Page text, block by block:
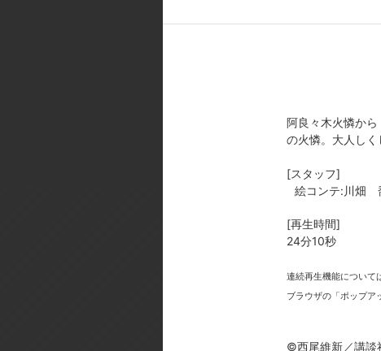
原作:西尾維新『偽物語』(講談社
イン・総作画監督:渡辺明夫／総作画
定:大原盛仁／プロダクションデザ
クト:酒井 基／撮影監督:会津孝幸／
©西尾維新／講談社・アニプレックス
今
阿良々木火憐か
の火憐。大人しく
[スタッフ]
絵コンテ:川畑
[再生時間]
24分10秒
連続再生機能について
ブラウザの「ポップア
©西尾維新／講談